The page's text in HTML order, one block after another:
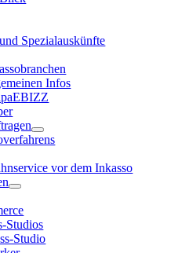
Spezialauskünfte
Infos
vor dem Inkasso
Studios
Studio